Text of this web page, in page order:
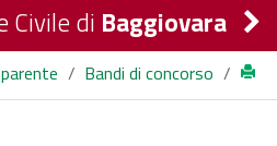
Civile di Baggiovara
/ Bandi di concorso /